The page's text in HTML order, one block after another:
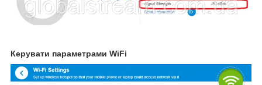
Керувати параметрами WiFi